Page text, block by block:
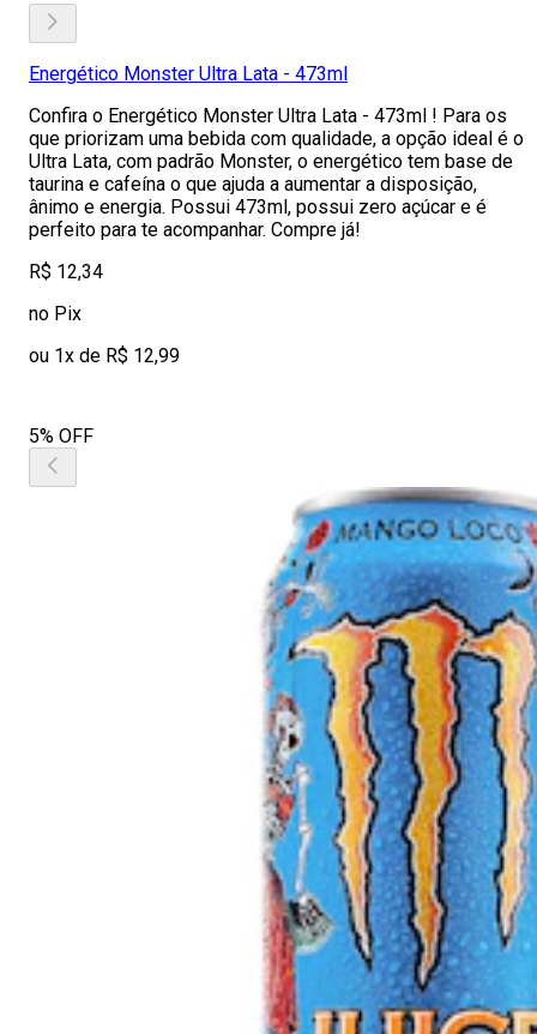
Energético Monster Ultra Lata - 473ml
Confira o Energético Monster Ultra Lata - 473ml ! Para os
que priorizam uma bebida com qualidade, a opção ideal é o
Ultra Lata, com padrão Monster, o energético tem base de
taurina e cafeína o que ajuda a aumentar a disposição,
ânimo e energia. Possui 473ml, possui zero açúcar e é
perfeito para te acompanhar. Compre já!
R$ 12,34
no Pix
ou 1x de R$ 12,99
5% OFF